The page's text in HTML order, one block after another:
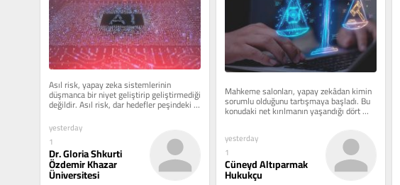
Asıl risk, yapay zeka sistemlerinin
düşmanca bir niyet geliştirip geliştirmediği
değildir. Asıl risk, dar hedefler peşindeki
sistemlerin,...
yesterday
1
Dr. Gloria Shkurti
Özdemir Khazar
Üniversitesi
Mahkeme salonları, yapay zekâdan kimin
sorumlu olduğunu tartışmaya başladı. Bu
konudaki net kırılmanın yaşandığı dört
yesterday
1
Cüneyd Altıparmak
Hukukçu